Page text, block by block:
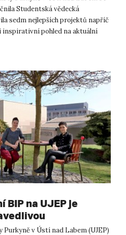
Studentská vědecká
sedm nejlepších projektů napříč
pohled na aktuální
BIP na UJEP je
v Ústí nad Labem (UJEP)